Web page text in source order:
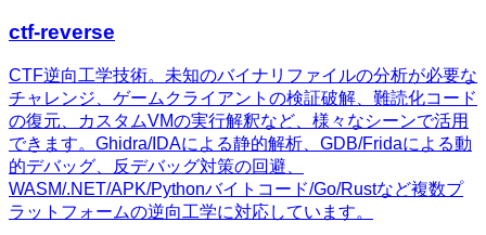
ctf-reverse
CTF逆向工学技術。未知のバイナリファイルの分析が必要な
チャレンジ、ゲームクライアントの検証破解、難読化コード
の復元、カスタムVMの実行解釈など、様々なシーンで活用
できます。Ghidra/IDAによる静的解析、GDB/Fridaによる動
的デバッグ、反デバッグ対策の回避、
WASM/.NET/APK/Pythonバイトコード/Go/Rustなど複数プ
ラットフォームの逆向工学に対応しています。